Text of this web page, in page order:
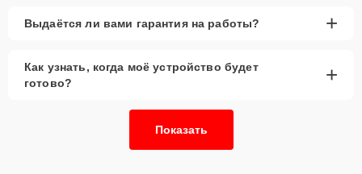
Выдаётся ли вами гарантия на работы? +
Как узнать, когда моё устройство будет
готово?
+
Показать